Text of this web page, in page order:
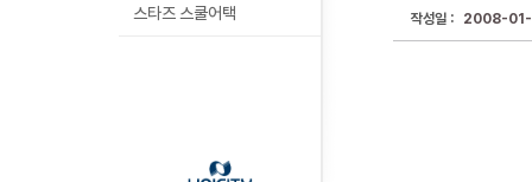
스타즈 스쿨어택 작성일 : 2008-